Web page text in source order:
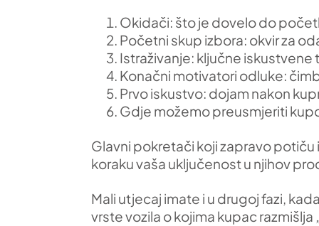
Okidači: što je dovelo do
Početni skup izbora: okvir za
Istraživanje: ključne
Konačni motivatori odluke:
Prvo iskustvo: dojam nakon
Gdje možemo preusmjeriti
Glavni pokretači koji zapravo
koraku vaša uključenost u njihov
Mali utjecaj imate i u drugoj fazi,
vrste vozila o kojima kupac razmišlja